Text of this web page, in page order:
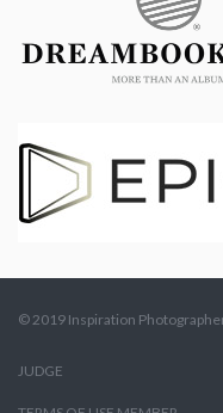
© 2019 Inspiration
JUDGE